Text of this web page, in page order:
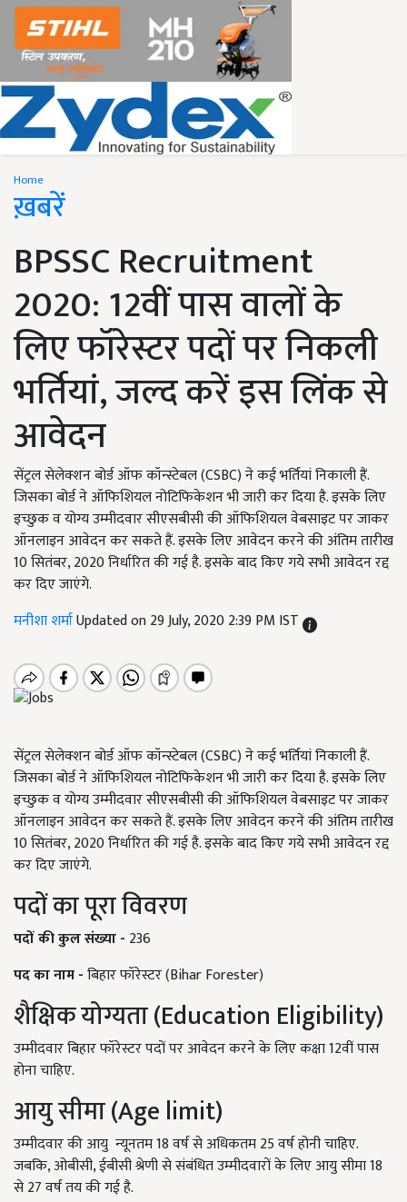
Home
ख़बरें
BPSSC Recruitment
2020: 12वीं पास वालों के
लिए फॉरेस्टर पदों पर निकली
भर्तियां, जल्द करें इस लिंक से
आवेदन
सेंट्रल सेलेक्शन बोर्ड ऑफ कॉन्स्टेबल (CSBC) ने कई भर्तियां निकाली हैं.
जिसका बोर्ड ने ऑफिशियल नोटिफिकेशन भी जारी कर दिया है. इसके लिए
इच्छुक व योग्य उम्मीदवार सीएसबीसी की ऑफिशियल वेबसाइट पर जाकर
ऑनलाइन आवेदन कर सकते हैं. इसके लिए आवेदन करने की अंतिम तारीख
10 सितंबर, 2020 निर्धारित की गई है. इसके बाद किए गये सभी आवेदन रद्द
कर दिए जाएंगे.
मनीशा शर्माUpdated on 29 July, 2020 2:39 PM IST
सेंट्रल सेलेक्शन बोर्ड ऑफ कॉन्स्टेबल (CSBC) ने कई भर्तियां निकाली हैं.
जिसका बोर्ड ने ऑफिशियल नोटिफिकेशन भी जारी कर दिया है. इसके लिए
इच्छुक व योग्य उम्मीदवार सीएसबीसी की ऑफिशियल वेबसाइट पर जाकर
ऑनलाइन आवेदन कर सकते हैं. इसके लिए आवेदन करने की अंतिम तारीख
10 सितंबर, 2020 निर्धारित की गई है. इसके बाद किए गये सभी आवेदन रद्द
कर दिए जाएंगे.
पदों का पूरा विवरण
पदोंकीकुलसंख्या- 236
पदकानाम-बिहार फॉरेस्टर (Bihar Forester)
शैक्षिक योग्यता (Education Eligibility)
उम्मीदवार बिहार फॉरेस्टर पदों पर आवेदन करने के लिए कक्षा 12वीं पास
होना चाहिए.
आयु सीमा (Age limit)
उम्मीदवार की आयु न्यूनतम 18 वर्ष से अधिकतम 25 वर्ष होनी चाहिए.
जबकि, ओबीसी, ईबीसी श्रेणी से संबंधित उम्मीदवारों के लिए आयु सीमा 18
से 27 वर्ष तय की गई है.